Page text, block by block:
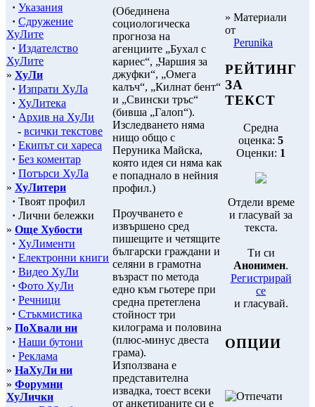
· Указания
· Сдружение
ХуЛите
· Издателство
ХуЛите
» ХуЛи
· Изпрати ХуЛа
· ХуЛитека
· Архив на ХуЛи
- всички текстове
· Екипът си хареса
· Без коментар
· Потърси ХуЛа
» ХуЛитери
· Твоят профил
· Лични бележки
» Още Хубости
· ХуЛименти
· Електронни книги
· Видео ХуЛи
· Фото ХуЛи
· Речници
· Стъкмистика
» ПоХвали ни
· Наши бутони
· Реклама
» НаХуЛи ни
» Форумни
ХуЛички
(Обединена
социологическа
прогноза на
агенциите „Бухал с
кариес“, „Чаршия за
джуфки“, „Омега
калъч“, „Килнат бент“
и „Свински тръс“
(бивша „Галоп“).
Изследването няма
нищо общо с
Перуника Майска,
която идея си няма как
е попаднало в нейния
профил.)
Проучването е
извършено сред
пишещите и четящите
български граждани и
селяни в грамотна
възраст по метода
едно към гьотере при
средна претеглена
стойност три
килограма и половина
(плюс-минус двеста
грама).
Използвана е
представителна
извадка, тоест всеки
от анкетираните си е
» Материали
от
Perunika
РЕЙТИНГ
ЗА
ТЕКСТ
Средна
оценка: 5
Оценки: 1
Отдели време
и гласувай за
текста.
Ти си
Анонимен.
Регистрирай
се
и гласувай.
ОПЦИИ